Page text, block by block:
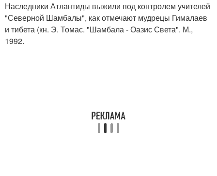
Наследники Атлантиды выжили под контролем учителей
"Северной Шамбалы", как отмечают мудрецы Гималаев
и тибета (кн. Э. Томас. "Шамбала - Оазис Света". М.,
1992.